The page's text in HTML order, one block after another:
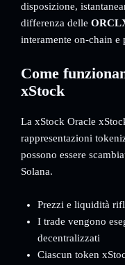
disposizione,
differenza delle
interamente on-chain e
Come
xStock
La xStock Oracle
rappresentazioni
possono essere
Solana.
Prezzi e liquidità
I trade vengono
decentralizzati
Ciascun token